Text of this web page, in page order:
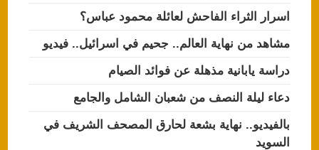
اسرار الثراء الفاحش لعائلة محمود عباس؟
مشاهد من نهاية العالم.. جحيم في اسرائيل.. فيديو
دراسة يابانية مذهلة عن فوائد الصيام
دعاء ليلة النصف من شعبان الشامل والجامع
بالفيديو.. نهاية بشعة لحارق المصحف الشريف في
السويد